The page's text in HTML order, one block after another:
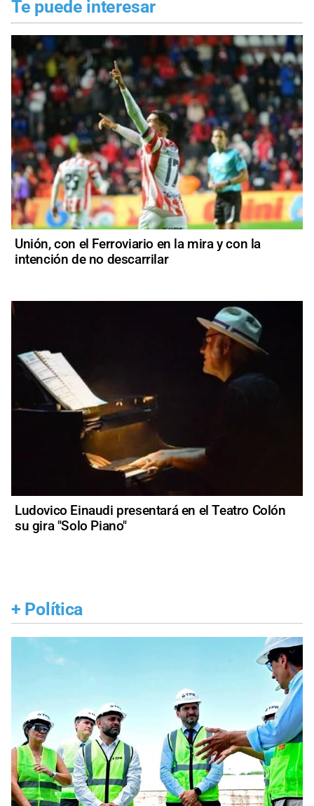
Te puede interesar
Unión, con el Ferroviario en la mira y con la
intención de no descarrilar
Ludovico Einaudi presentará en el Teatro Colón
su gira "Solo Piano"
+ Política